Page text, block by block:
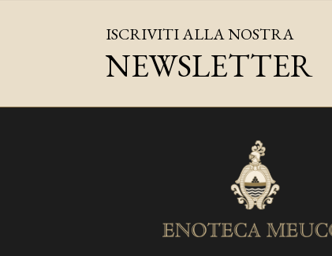
ISCRIVITI ALLA NOSTRA
NEWSLETTER